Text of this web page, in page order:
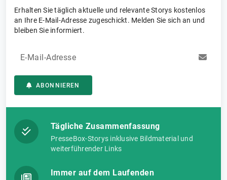
Erhalten Sie täglich aktuelle und relevante Storys kostenlos
an Ihre E-Mail-Adresse zugeschickt. Melden Sie sich an und
bleiben Sie informiert.
E-Mail-Adresse
ABONNIEREN
Tägliche Zusammenfassung
PresseBox-Storys inklusive Bildmaterial und
weiterführender Links
Immer auf dem Laufenden